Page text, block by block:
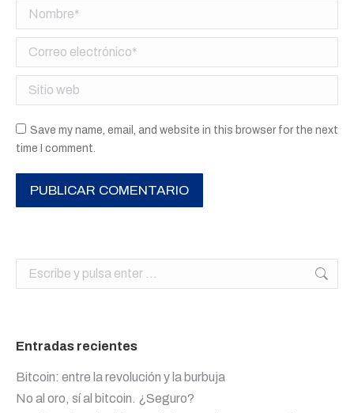
Nombre *
Correo electrónico *
Sitio web
Save my name, email, and website in this browser for the next
time I comment.
PUBLICAR COMENTARIO
Buscar:
Entradas recientes
Bitcoin: entre la revolución y la burbuja
No al oro, sí al bitcoin. ¿Seguro?